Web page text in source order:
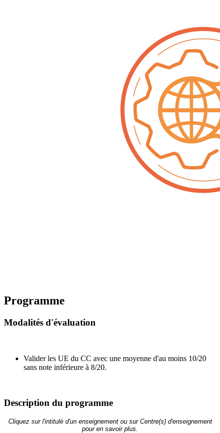
Programme
Modalités d'évaluation
Valider les UE du CC avec une moyenne d'au moins 10/20
sans note inférieure à 8/20.
Description du programme
Cliquez sur l'intitulé d'un enseignement ou sur Centre(s) d'enseignement
pour en savoir plus.